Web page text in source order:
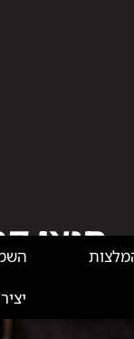
– תנאי
ההגנה